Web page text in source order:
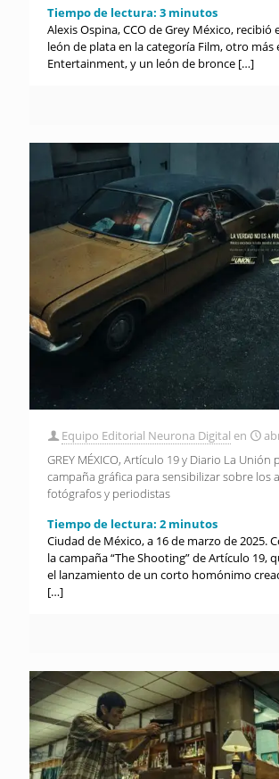
Tiempo de lectura: 3 minutos
Alexis Ospina, CCO de Grey México, recibió
león de plata en la categoría Film, otro más
Entertainment, y un león de bronce […]
Equipo Editorial Neurona Digital en
GREY MÉXICO, Artículo 19 y Diario La Unión
campaña gráfica para sensibilizar sobre los
fotógrafos y periodistas
Tiempo de lectura: 2 minutos
Ciudad de México, a 16 de marzo de 2025.
la campaña “The Shooting” de Artículo 19,
el lanzamiento de un corto homónimo
[…]